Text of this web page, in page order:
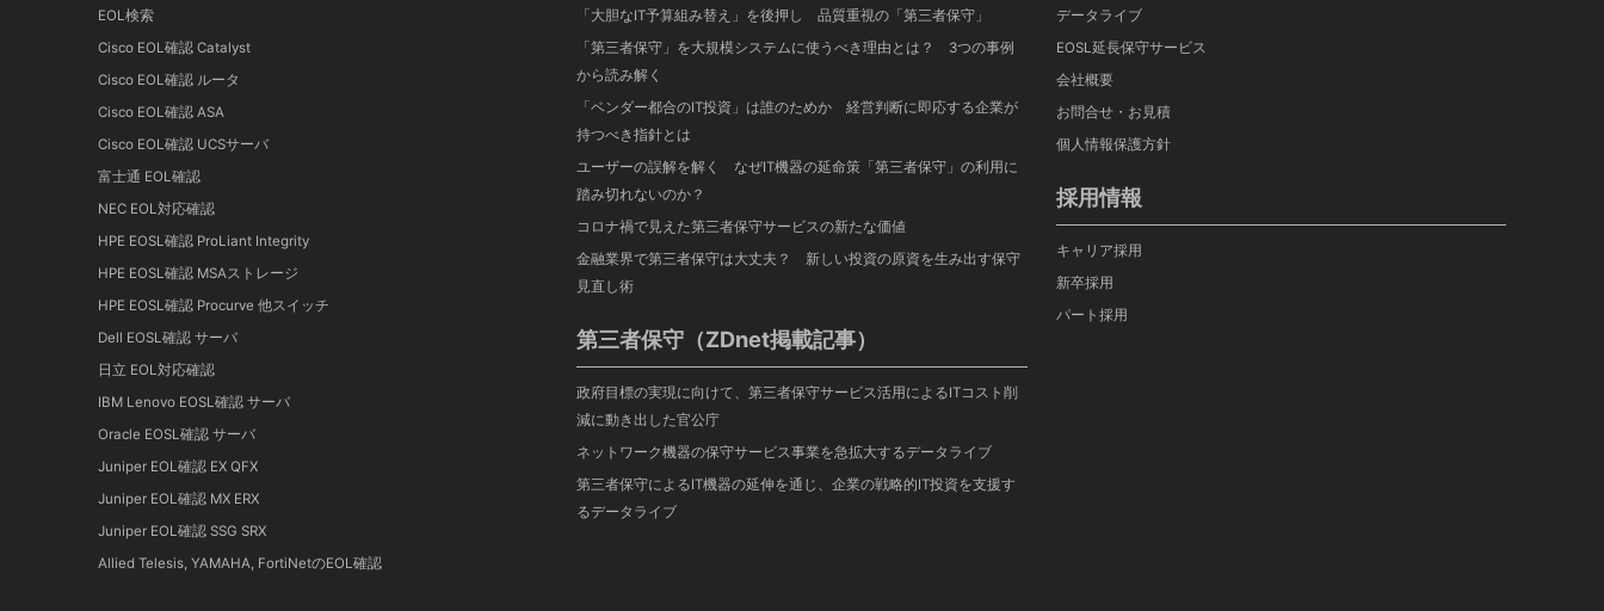
EOL検索
Cisco EOL確認 Catalyst
Cisco EOL確認 ルータ
Cisco EOL確認 ASA
Cisco EOL確認 UCSサーバ
富士通 EOL確認
NEC EOL対応確認
HPE EOSL確認 ProLiant Integrity
HPE EOSL確認 MSAストレージ
HPE EOSL確認 Procurve 他スイッチ
Dell EOSL確認 サーバ
日立 EOL対応確認
IBM Lenovo EOSL確認 サーバ
Oracle EOSL確認 サーバ
Juniper EOL確認 EX QFX
Juniper EOL確認 MX ERX
Juniper EOL確認 SSG SRX
Allied Telesis, YAMAHA, FortiNetのEOL確認
「大胆なIT予算組み替え」を後押し 品質重視の「第三者保守」
「第三者保守」を大規模システムに使うべき理由とは？ 3つの事例
から読み解く
「ベンダー都合のIT投資」は誰のためか 経営判断に即応する企業が
持つべき指針とは
ユーザーの誤解を解く なぜIT機器の延命策「第三者保守」の利用に
踏み切れないのか？
コロナ禍で見えた第三者保守サービスの新たな価値
金融業界で第三者保守は大丈夫？ 新しい投資の原資を生み出す保守
見直し術
第三者保守（ZDnet掲載記事）
政府目標の実現に向けて、第三者保守サービス活用によるITコスト削
減に動き出した官公庁
ネットワーク機器の保守サービス事業を急拡大するデータライブ
第三者保守によるIT機器の延伸を通じ、企業の戦略的IT投資を支援す
るデータライブ
データライブ
EOSL延長保守サービス
会社概要
お問合せ・お見積
個人情報保護方針
採用情報
キャリア採用
新卒採用
パート採用